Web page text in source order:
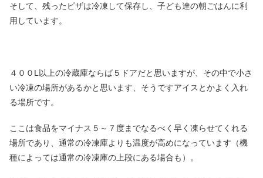
そして、残ったピザは冷凍して保存し、子ども達の朝ごはんに利
用しています。
４００L以上の冷蔵庫ならば５ドアだと思いますが、その中で小さ
い冷凍の場所があるかと思います、そうですアイスとかよく入れ
る場所です。
ここは食品をマイナス５～７度までなるべく早く凍らせてくれる
場所であり、通常の冷凍庫よりも温度が高めになっています（機
種によっては通常の冷凍庫の上段にある場合も）。